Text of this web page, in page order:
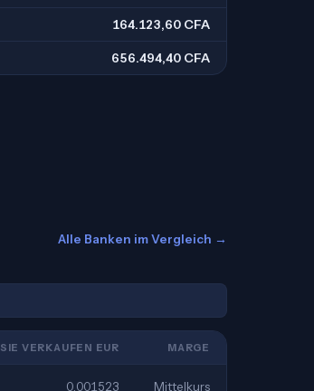
164.123,60 CFA
656.494,40 CFA
Alle Banken im Vergleich →
SIE VERKAUFEN EUR MARGE
0,001523 Mittelkurs